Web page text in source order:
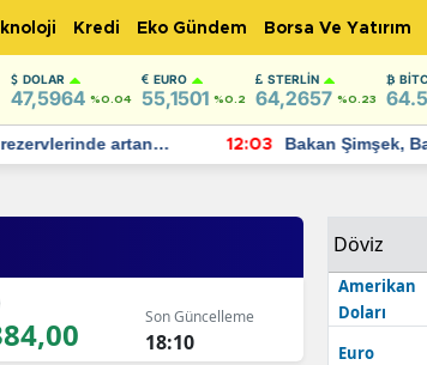
Kredi Eko Gündem Borsa Ve Yatırım
DOLAR
47,5964 %0.04
EURO
55,1501 %0.2
STERLIN
64,2657 %0.23
artan
ediyor
12:03
Bakan Şimşek,
için umut verici
Son Güncelleme
18:10
Döviz
Amerikan
Doları
Euro